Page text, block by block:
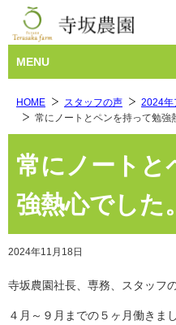
MENU
HOME スタッフの声
2024年
常にノートとペンを持って勉強
常にノートと
強熱心でした。
2024年11月18日
寺坂農園社長、専務、スタッフ
４月～９月までの５ヶ月働きま